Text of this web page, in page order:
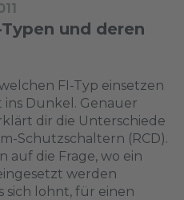
und deren
FI-Typ einsetzen
ins Dunkel. Genauer
dir die Unterschiede
Schutzschaltern (RCD).
auf die Frage, wo ein
werden
sich lohnt, für einen